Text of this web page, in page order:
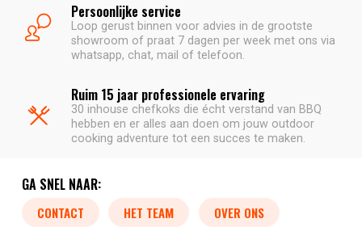
Persoonlijke service
Loop gerust binnen voor advies in de grootste
showroom of praat 7 dagen per week met ons via
whatsapp, chat, mail of telefoon.
Ruim 15 jaar professionele ervaring
30 inhouse chefkoks die écht verstand van BBQ
hebben en er alles aan doen om jouw outdoor
cooking adventure tot een succes te maken.
GA SNEL NAAR:
CONTACT HET TEAM OVER ONS